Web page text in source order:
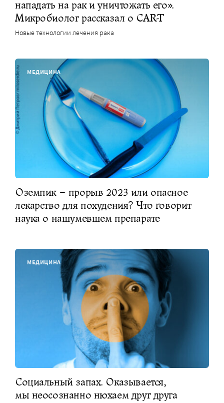
нападать на рак и уничтожать его».
Микробиолог рассказал о CAR-T
Новые технологии лечения рака
МЕДИЦИНА
Оземпик – прорыв 2023 или опасное
лекарство для похудения? Что говорит
наука о нашумевшем препарате
МЕДИЦИНА
Социальный запах. Оказывается,
мы неосознанно нюхаем друг друга